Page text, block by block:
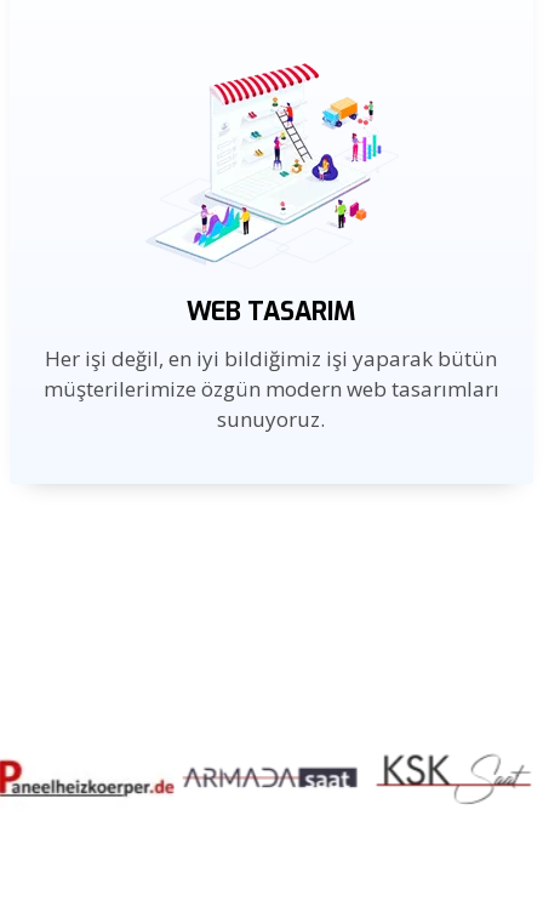
WEB TASARIM
Her işi değil, en iyi bildiğimiz işi yaparak bütün
müşterilerimize özgün modern web tasarımları
sunuyoruz.